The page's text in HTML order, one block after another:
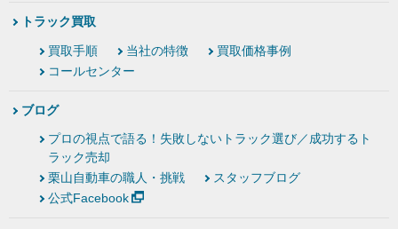
トラック買取
買取手順 当社の特徴
買取価格事例
コールセンター
ブログ
プロの視点で語る！失敗しないトラック選び／成功するト
ラック売却
栗山自動車の職人・挑戦
スタッフブログ
公式Facebook